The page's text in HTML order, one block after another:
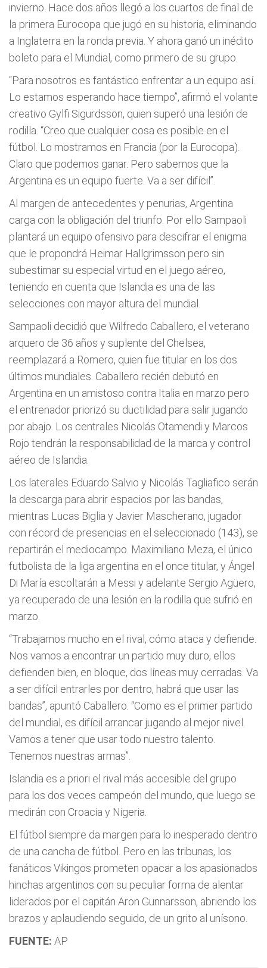
invierno. Hace dos años llegó a los cuartos de final de
la primera Eurocopa que jugó en su historia, eliminando
a Inglaterra en la ronda previa. Y ahora ganó un inédito
boleto para el Mundial, como primero de su grupo.
“Para nosotros es fantástico enfrentar a un equipo así.
Lo estamos esperando hace tiempo”, afirmó el volante
creativo Gylfi Sigurdsson, quien superó una lesión de
rodilla. “Creo que cualquier cosa es posible en el
fútbol. Lo mostramos en Francia (por la Eurocopa).
Claro que podemos ganar. Pero sabemos que la
Argentina es un equipo fuerte. Va a ser difícil”.
Al margen de antecedentes y penurias, Argentina
carga con la obligación del triunfo. Por ello Sampaoli
plantará un equipo ofensivo para descifrar el enigma
que le propondrá Heimar Hallgrimsson pero sin
subestimar su especial virtud en el juego aéreo,
teniendo en cuenta que Islandia es una de las
selecciones con mayor altura del mundial.
Sampaoli decidió que Wilfredo Caballero, el veterano
arquero de 36 años y suplente del Chelsea,
reemplazará a Romero, quien fue titular en los dos
últimos mundiales. Caballero recién debutó en
Argentina en un amistoso contra Italia en marzo pero
el entrenador priorizó su ductilidad para salir jugando
por abajo. Los centrales Nicolás Otamendi y Marcos
Rojo tendrán la responsabilidad de la marca y control
aéreo de Islandia.
Los laterales Eduardo Salvio y Nicolás Tagliafico serán
la descarga para abrir espacios por las bandas,
mientras Lucas Biglia y Javier Mascherano, jugador
con récord de presencias en el seleccionado (143), se
repartirán el mediocampo. Maximiliano Meza, el único
futbolista de la liga argentina en el once titular, y Ángel
Di María escoltarán a Messi y adelante Sergio Agüero,
ya recuperado de una lesión en la rodilla que sufrió en
marzo.
“Trabajamos mucho en el rival, cómo ataca y defiende.
Nos vamos a encontrar un partido muy duro, ellos
defienden bien, en bloque, dos líneas muy cerradas. Va
a ser difícil entrarles por dentro, habrá que usar las
bandas”, apuntó Caballero. “Como es el primer partido
del mundial, es difícil arrancar jugando al mejor nivel.
Vamos a tener que usar todo nuestro talento.
Tenemos nuestras armas”.
Islandia es a priori el rival más accesible del grupo
para los dos veces campeón del mundo, que luego se
medirán con Croacia y Nigeria.
El fútbol siempre da margen para lo inesperado dentro
de una cancha de fútbol. Pero en las tribunas, los
fanáticos Vikingos prometen opacar a los apasionados
hinchas argentinos con su peculiar forma de alentar
liderados por el capitán Aron Gunnarsson, abriendo los
brazos y aplaudiendo seguido, de un grito al unísono.
FUENTE: AP